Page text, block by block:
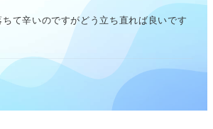
て辛いのですがどう立ち直れば良いです